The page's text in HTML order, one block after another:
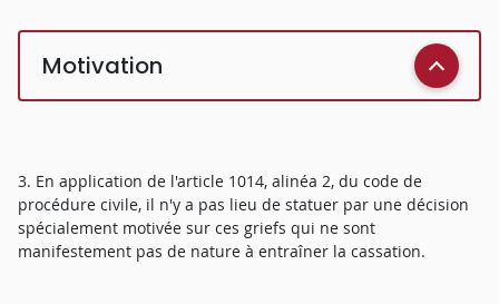
Motivation
3. En application de l'article 1014, alinéa 2, du code de
procédure civile, il n'y a pas lieu de statuer par une décision
spécialement motivée sur ces griefs qui ne sont
manifestement pas de nature à entraîner la cassation.